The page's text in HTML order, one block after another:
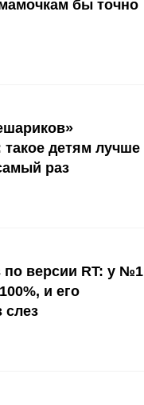
бы точно
детям лучше
раз
версии RT: у №1
и его
слез